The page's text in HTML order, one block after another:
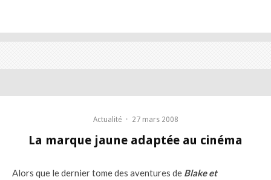
Actualité · 27 mars 2008
La marque jaune adaptée au cinéma
Alors que le dernier tome des aventures de Blake et